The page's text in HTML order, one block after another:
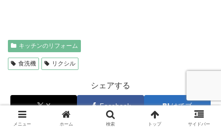
キッチンのリフォーム
食洗機 リクシル
シェアする
X Facebook はてブ
LINE
メニュー ホーム 検索 トップ サイドバー